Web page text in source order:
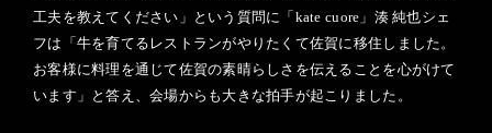
工夫を教えてください」という質問に「kate cuore」湊 純也シェ
フは「牛を育てるレストランがやりたくて佐賀に移住しました。
お客様に料理を通じて佐賀の素晴らしさを伝えることを心がけて
います」と答え、会場からも大きな拍手が起こりました。